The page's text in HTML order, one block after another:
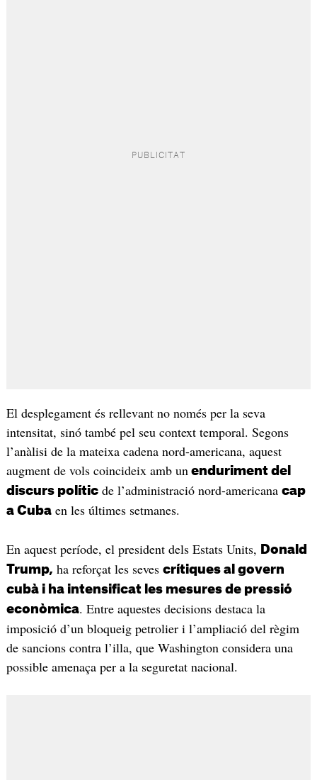
El desplegament és rellevant no només per la seva
intensitat, sinó també pel seu context temporal. Segons
l’anàlisi de la mateixa cadena nord-americana, aquest
augment de vols coincideix amb un enduriment del
discurs políticde l’administració nord-americana cap
a Cubaen les últimes setmanes.
En aquest període, el president dels Estats Units,
Donald
Trump, ha reforçat les seves crítiques al govern
cubà i ha intensificat les mesures de pressió
econòmica. Entre aquestes decisions destaca la
imposició d’un bloqueig petrolier i l’ampliació del règim
de sancions contra l’illa, que Washington considera una
possible amenaça per a la seguretat nacional.